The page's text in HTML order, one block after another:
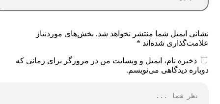
نشانی ایمیل شما منتشر نخواهد شد.بخش‌های موردنیاز
علامت‌گذاری شده‌اند *
ذخیره نام، ایمیل و وبسایت من در مرورگر برای زمانی که
دوباره دیدگاهی می‌نویسم.